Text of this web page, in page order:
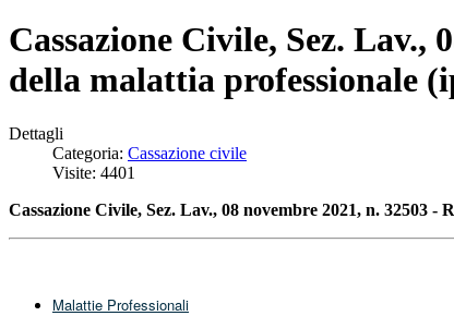
Cassazione Civile, Sez. Lav.,
della malattia professionale
Dettagli
Categoria: Cassazione civile
Visite: 4401
Cassazione Civile, Sez. Lav., 08 novembre 2021, n. 32503 - R
Malattie Professionali